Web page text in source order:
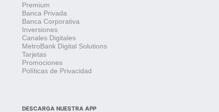
Premium
Banca Privada
Banca Corporativa
Inversiones
Canales Digitales
MetroBank Digital Solutions
Tarjetas
Promociones
Políticas de Privacidad
DESCARGA NUESTRA APP